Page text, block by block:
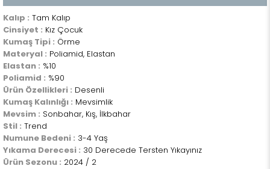
Kalıp : Tam Kalıp
Cinsiyet : Kız Çocuk
Kumaş Tipi : Örme
Materyal : Poliamid, Elastan
Elastan : %10
Poliamid : %90
Ürün Özellikleri : Desenli
Kumaş Kalınlığı : Mevsimlik
Mevsim : Sonbahar, Kış, İlkbahar
Stil : Trend
Numune Bedeni : 3-4 Yaş
Yıkama Derecesi : 30 Derecede Tersten Yıkayınız
Ürün Sezonu : 2024 / 2